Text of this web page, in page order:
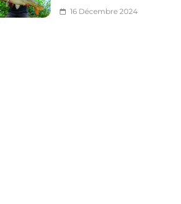
16 Décembre 2024